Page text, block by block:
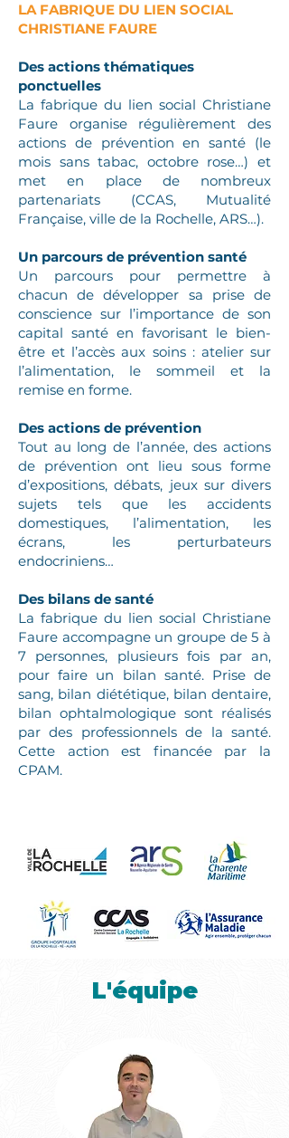
LA FABRIQUE DU LIEN SOCIAL
CHRISTIANE FAURE
Des actions thématiques
ponctuelles
La fabrique du lien social Christiane
Faure organise régulièrement des
actions de prévention en santé (le
mois sans tabac, octobre rose…) et
met en place de nombreux
partenariats (CCAS, Mutualité
Française, ville de la Rochelle, ARS…).
Un parcours de prévention santé
Un parcours pour permettre à
chacun de développer sa prise de
conscience sur l’importance de son
capital santé en favorisant le bien-
être et l’accès aux soins : atelier sur
l’alimentation, le sommeil et la
remise en forme.
Des actions de prévention
Tout au long de l’année, des actions
de prévention ont lieu sous forme
d’expositions, débats, jeux sur divers
sujets tels que les accidents
domestiques, l’alimentation, les
écrans, les perturbateurs
endocriniens…
Des bilans de santé
La fabrique du lien social Christiane
Faure accompagne un groupe de 5 à
7 personnes, plusieurs fois par an,
pour faire un bilan santé. Prise de
sang, bilan diététique, bilan dentaire,
bilan ophtalmologique sont réalisés
par des professionnels de la santé.
Cette action est financée par la
CPAM.
L'équipe